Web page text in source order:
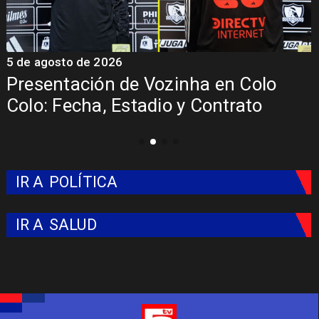
La Roja enfrentará a los anfitriones
del Mundial 2026
5 de agosto de 2026
IR A POLÍTICA
IR A SALUD